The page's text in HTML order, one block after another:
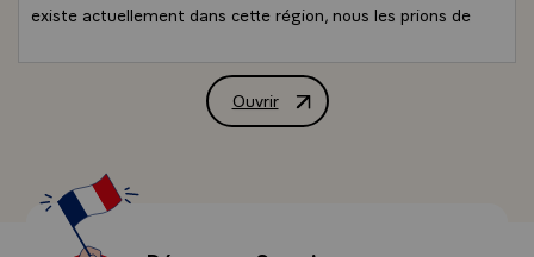
existe actuellement dans cette région, nous les prions de
- 4) Nous sommes à cet égard particulièrement
préoccupés du sort tragique du peuple libanais. Nous
Liban d'une réconciliation nationale authentique, de la
sécurité intérieure et de la paix avec ses voisins.\
5) En ce qui concerne les relations Est - Ouest, nous
sommes très inquiets de l'accroissement permanent de
Ouvrir
Déclaration commune des chefs